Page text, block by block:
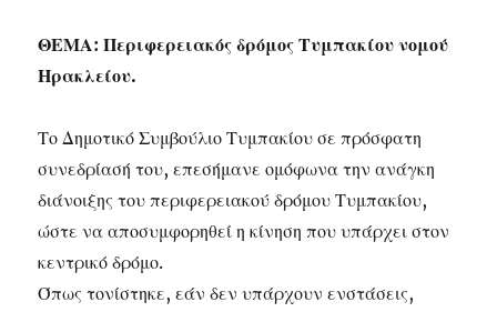
ΘΕΜΑ: Περιφερειακός δρόμος Τυμπακίου νομού
Ηρακλείου.
Το Δημοτικό Συμβούλιο Τυμπακίου σε πρόσφατη
συνεδρίασή του, επεσήμανε ομόφωνα την ανάγκη
διάνοιξης του περιφερειακού δρόμου Τυμπακίου,
ώστε να αποσυμφορηθεί η κίνηση που υπάρχει στον
κεντρικό δρόμο.
Όπως τονίστηκε, εάν δεν υπάρχουν ενστάσεις,